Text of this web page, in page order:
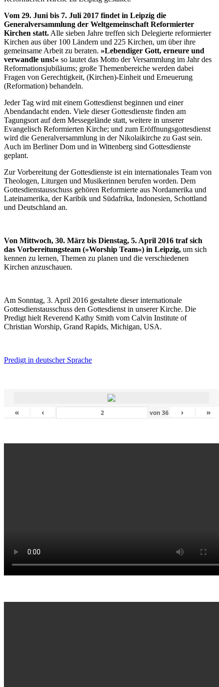
Vom 29. Juni bis 7. Juli 2017 findet in Leipzig die
Generalversammlung der Weltgemeinschaft Reformierter
Kirchen statt.Alle sieben Jahre treffen sich Delegierte reformierter
Kirchen aus über 100 Ländern und 225 Kirchen, um über ihre
gemeinsame Arbeit zu beraten. »Lebendiger Gott, erneure und
verwandle uns!« so lautet das Motto der Versammlung im Jahr des
Reformationsjubiläums; große Themenbereiche werden dabei
Fragen von Gerechtigkeit, (Kirchen)-Einheit und Erneuerung
(Reformation) behandeln.
Jeder Tag wird mit einem Gottesdienst beginnen und einer
Abendandacht enden. Viele dieser Gottesdienste finden am
Tagungsort auf dem Messegelände statt, weitere in unserer
Evangelisch Reformierten Kirche; und zum Eröffnungsgottesdienst
wird die Generalversammlung in der Nikolaikirche zu Gast sein.
Auch im Berliner Dom und in Wittenberg sind Gottesdienste
geplant.
Zur Vorbereitung der Gottesdienste ist ein internationales Team von
Theologen, Liturgen und Musikerinnen berufen worden. Dem
Gottesdienstausschuss gehören Reformierte aus Nordamerika und
Lateinamerika, der Karibik und Südafrika, Indonesien, Schottland
und Deutschland an.
Von Mittwoch, 30. März bis Dienstag, 5. April 2016 traf sich
das Vorbereitungsteam (»Worship Team«) in Leipzig, um sich
kennen zu lernen, Themen zu planen und die verschiedenen
Kirchen anzuschauen.
Am Sonntag, 3. April 2016 gestaltete dieser internationale
Gottesdienstausschuss den Gottesdienst in unserer Kirche. Die
Predigt hielt Reverend Kathy Smith vom Calvin Institute of
Christian Worship, Grand Rapids, Michigan, USA.
Predigt in deutscher Sprache
« ‹ von36 › »